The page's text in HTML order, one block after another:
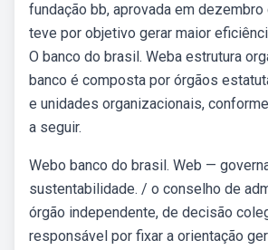
fundação bb, aprovada em
teve por objetivo gerar maior
O banco do brasil. Weba estrutura
banco é composta por órgãos
e unidades organizacionais,
a seguir.
Webo banco do brasil. Web —
sustentabilidade. / o conselho de
órgão independente, de decisão
responsável por fixar a orientação